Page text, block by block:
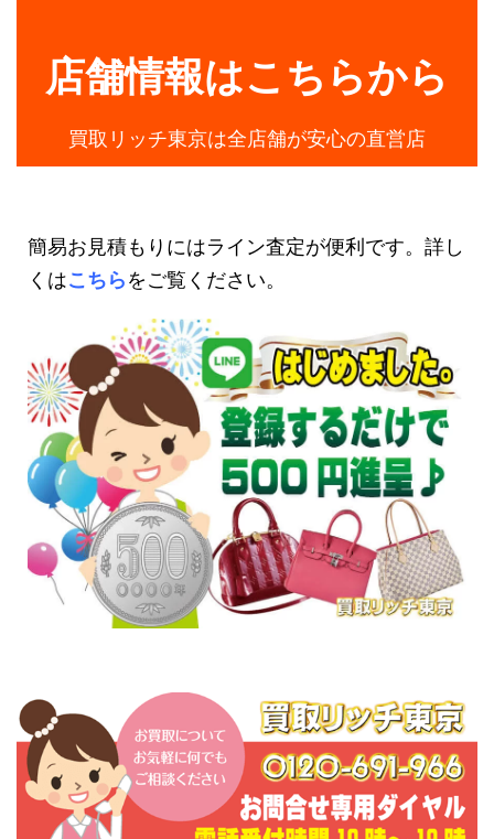
店舗情報はこちらから
買取リッチ東京は全店舗が安心の直営店
簡易お見積もりにはライン査定が便利です。詳し
くはこちらをご覧ください。